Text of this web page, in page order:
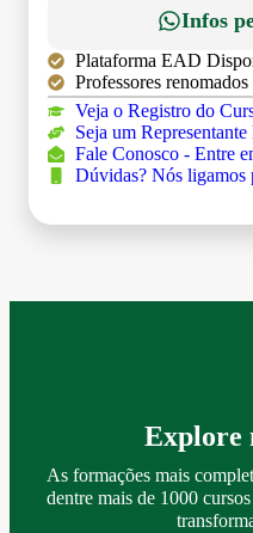
Infos
Plataforma EAD
Professores renomados
Veja o Registro do
Seja um
Fale Conosco - Entre
Dúvidas? Nós ligamos
Explore
As formações mais
dentre mais de 1000